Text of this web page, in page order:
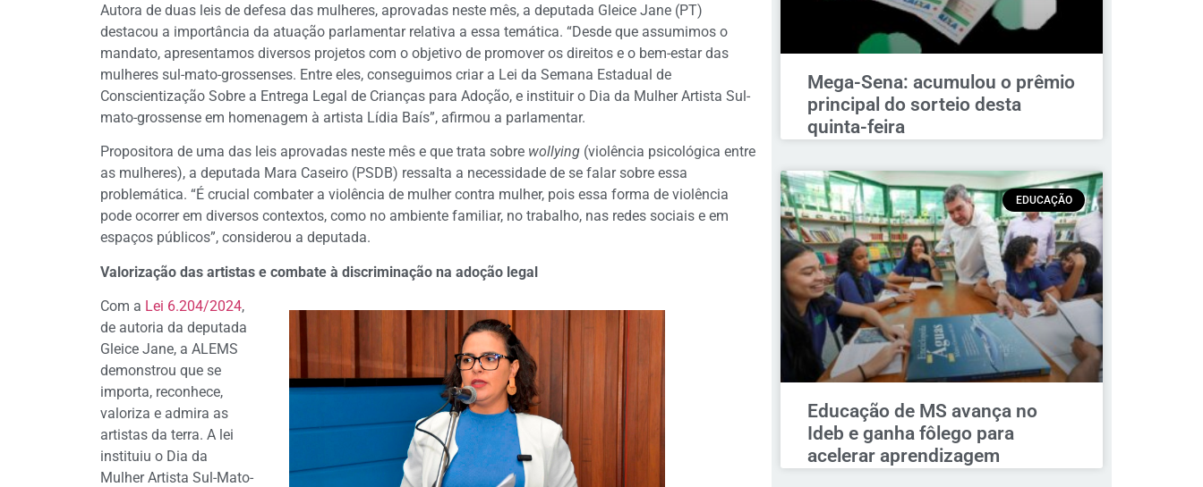
Autora de duas leis de defesa das mulheres, aprovadas neste mês, a deputada Gleice Jane (PT)
destacou a importância da atuação parlamentar relativa a essa temática. “Desde que assumimos o
mandato, apresentamos diversos projetos com o objetivo de promover os direitos e o bem-estar das
mulheres sul-mato-grossenses. Entre eles, conseguimos criar a Lei da Semana Estadual de
Conscientização Sobre a Entrega Legal de Crianças para Adoção, e instituir o Dia da Mulher Artista Sul-
mato-grossense em homenagem à artista Lídia Baís”, afirmou a parlamentar.
Propositora de uma das leis aprovadas neste mês e que trata sobre wollying (violência psicológica entre
as mulheres), a deputada Mara Caseiro (PSDB) ressalta a necessidade de se falar sobre essa
problemática. “É crucial combater a violência de mulher contra mulher, pois essa forma de violência
pode ocorrer em diversos contextos, como no ambiente familiar, no trabalho, nas redes sociais e em
espaços públicos”, considerou a deputada.
Valorização das artistas e combate à discriminação na adoção legal
Com a Lei 6.204/2024,
de autoria da deputada
Gleice Jane, a ALEMS
demonstrou que se
importa, reconhece,
valoriza e admira as
artistas da terra. A lei
instituiu o Dia da
Mulher Artista Sul-Mato-
Mega-Sena: acumulou o prêmio
principal do sorteio desta
quinta-feira
EDUCAÇÃO
Educação de MS avança no
Ideb e ganha fôlego para
acelerar aprendizagem